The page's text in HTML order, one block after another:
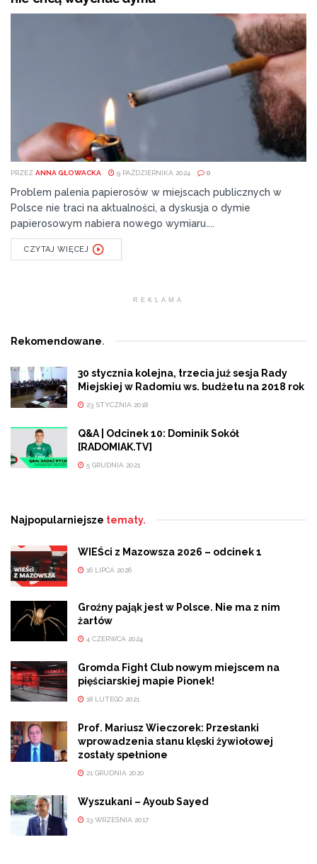
PRZEZ ANNA GŁOWACKA 9 PAŹDZIERNIKA 2024 0
Problem palenia papierosów w miejscach publicznych w
Polsce nie traci na aktualności, a dyskusja o dymie
papierosowym nabiera nowego wymiaru....
CZYTAJ WIĘCEJ
REKLAMA
Rekomendowane.
30 stycznia kolejna, trzecia już sesja Rady
Miejskiej w Radomiu ws. budżetu na 2018 rok
23 STYCZNIA 2018
Q&A | Odcinek 10: Dominik Sokół
[RADOMIAK.TV]
5 GRUDNIA 2021
Najpopularniejsze tematy.
WIEŚci z Mazowsza 2026 – odcinek 1
16 LIPCA 2026
Groźny pająk jest w Polsce. Nie ma z nim
żartów
4 CZERWCA 2024
Gromda Fight Club nowym miejscem na
pięściarskiej mapie Pionek!
18 LUTEGO 2021
Prof. Mariusz Wieczorek: Przesłanki
wprowadzenia stanu klęski żywiołowej
zostały spełnione
21 GRUDNIA 2020
Wyszukani – Ayoub Sayed
13 WRZEŚNIA 2017